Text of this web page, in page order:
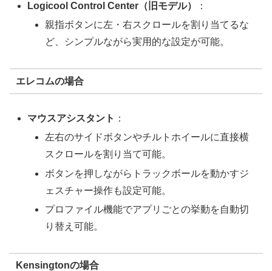
Logicool Control Center（旧モデル）
：
親指ボタンに左・右スクロールを割り当てるな
ど、シンプルながら実用的な設定が可能。
エレコムの場合
マウスアシスタント ：
左右のサイドボタンやチルトホイールに直接横
スクロールを割り当て可能。
ボタンを押しながらトラックボールを動かすジ
ェスチャー操作も設定可能。
プロファイル機能でアプリごとの挙動を自動切
り替え可能。
Kensingtonの場合